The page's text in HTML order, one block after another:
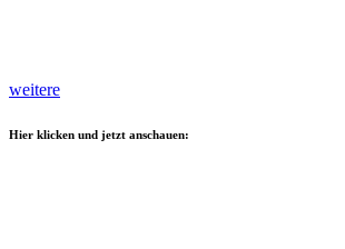
weitere
Hier klicken und jetzt anschauen: